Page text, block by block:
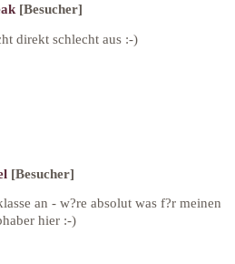
[Besucher]
direkt schlecht aus :-)
[Besucher]
an - w?re absolut was f?r meinen
hier :-)